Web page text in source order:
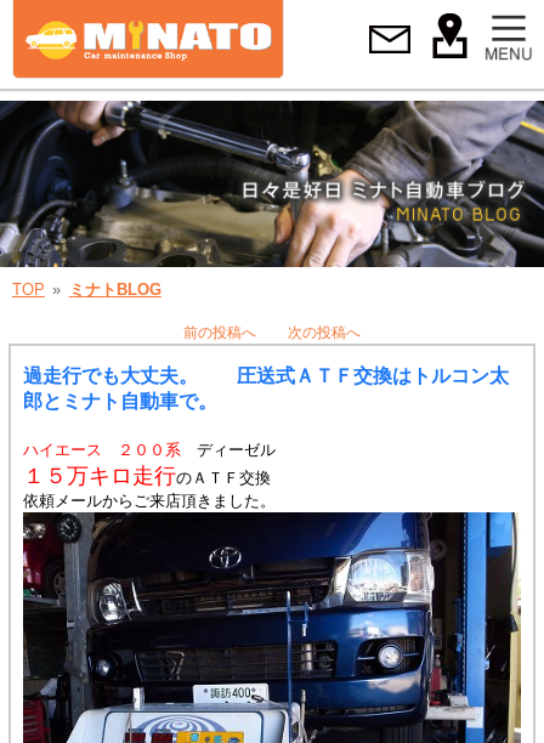
TOP ミナトBLOG
前の投稿へ 次の投稿へ
過走行でも大丈夫。 圧送式ＡＴＦ交換はトルコン太
郎とミナト自動車で。
ハイエース ２００系ディーゼル
１５万キロ走行のＡＴＦ交換
依頼メールからご来店頂きました。